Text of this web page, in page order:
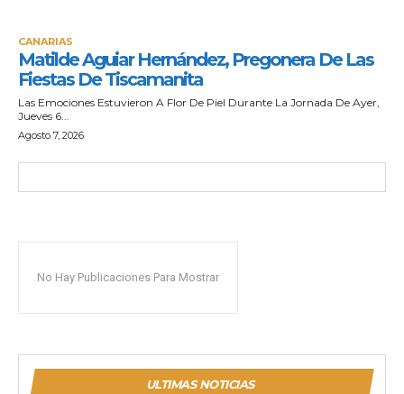
CANARIAS
Matilde Aguiar Hernández, Pregonera De Las
Fiestas De Tiscamanita
Las Emociones Estuvieron A Flor De Piel Durante La Jornada De Ayer,
Jueves 6...
Agosto 7, 2026
No Hay Publicaciones Para Mostrar
ULTIMAS NOTICIAS